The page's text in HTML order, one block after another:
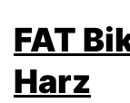
FAT
Harz